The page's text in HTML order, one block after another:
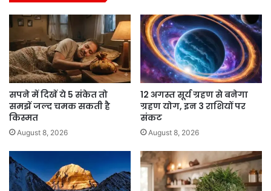
सपने में दिखें ये 5 संकेत तो
समझें जल्द चमक सकती है
किस्मत
August 8, 2026
12 अगस्त सूर्य ग्रहण से बनेगा
ग्रहण योग, इन 3 राशियों पर
संकट
August 8, 2026